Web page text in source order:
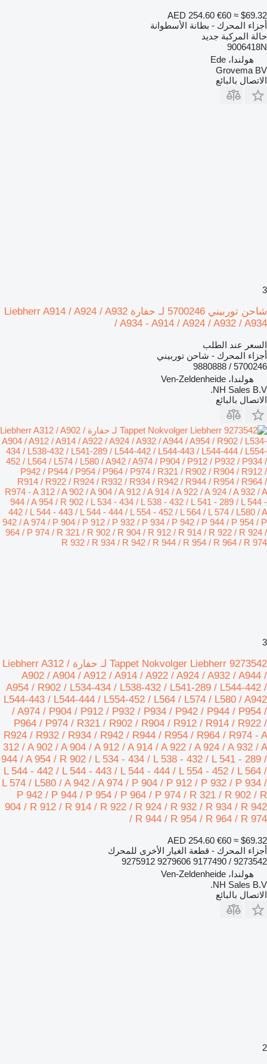
AED 254.60 €60 ≈ $69.32
أجزاء المحرك - بطانة الأسطوانة
حالة المركبة جديد
9006418N
هولندا، Ede
Grovema BV
الاتصال بالبائع
3
شاحن توربيني 5700246 لـ حفارة Liebherr A914 / A924 / A932
/ A934 - A914 / A924 / A932 / A934
السعر عند الطلب
أجزاء المحرك - شاحن توربيني
5700246 / 9880888
هولندا، Ven-Zeldenheide
NH Sales B.V.
الاتصال بالبائع
3
Tappet Nokvolger Liebherr 9273542 لـ حفارة Liebherr A312 /
A902 / A904 / A912 / A914 / A922 / A924 / A932 / A944 /
A954 / R902 / L534-434 / L538-432 / L541-289 / L544-442 /
L544-443 / L544-444 / L554-452 / L564 / L574 / L580 / A942
/ A974 / P904 / P912 / P932 / P934 / P942 / P944 / P954 /
P964 / P974 / R321 / R902 / R904 / R912 / R914 / R922 /
R924 / R932 / R934 / R942 / R944 / R954 / R964 / R974 - A
312 / A 902 / A 904 / A 912 / A 914 / A 922 / A 924 / A 932 / A
944 / A 954 / R 902 / L 534 - 434 / L 538 - 432 / L 541 - 289 /
L 544 - 442 / L 544 - 443 / L 544 - 444 / L 554 - 452 / L 564 /
L 574 / L580 / A 942 / A 974 / P 904 / P 912 / P 932 / P 934 /
P 942 / P 944 / P 954 / P 964 / P 974 / R 321 / R 902 / R
904 / R 912 / R 914 / R 922 / R 924 / R 932 / R 934 / R 942
/ R 944 / R 954 / R 964 / R 974
AED 254.60 €60 ≈ $69.32
أجزاء المحرك - قطعة الغيار الأخرى للمحرك
9273542 / 9177490 9279606 9275912
هولندا، Ven-Zeldenheide
NH Sales B.V.
الاتصال بالبائع
2